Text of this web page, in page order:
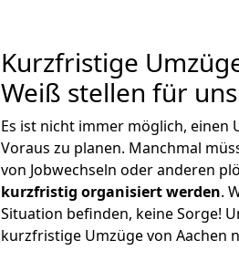
Kurzfristige
Weiß stellen für
Es ist nicht immer möglich, einen
Voraus zu planen. Manchmal
von Jobwechseln oder anderen
kurzfristig organisiert werden.
Situation befinden, keine Sorge!
kurzfristige Umzüge von Aachen